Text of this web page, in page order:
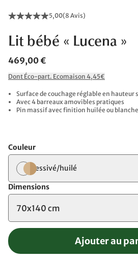
5,00(8 Avis)
Lit bébé « Lucena »
469,00 €
Dont Éco-part. Ecomaison 4,45€
Surface de couchage réglable en hauteur
Avec 4 barreaux amovibles pratiques
Pin massif avec finition huilée ou blanche
Couleur
lessivé/huilé
Dimensions
70x140 cm
Ajouter au